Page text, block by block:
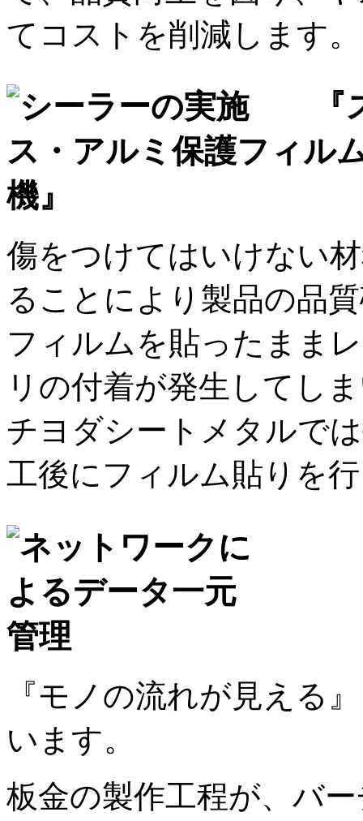
てコストを削減します。
傷をつけてはいけない
ることにより製品の品
フィルムを貼ったまま
リの付着が発生してし
チヨダシートメタルで
工後にフィルム貼りを
『モノの流れが見える
います。
板金の製作工程が、バ